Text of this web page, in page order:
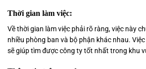
Thời gian làm việc:
Về thời gian làm việc phải rõ ràng, việc này
nhiều phòng ban và bộ phận khác nhau.
sẽ giúp tìm được công ty tốt nhất trong khu